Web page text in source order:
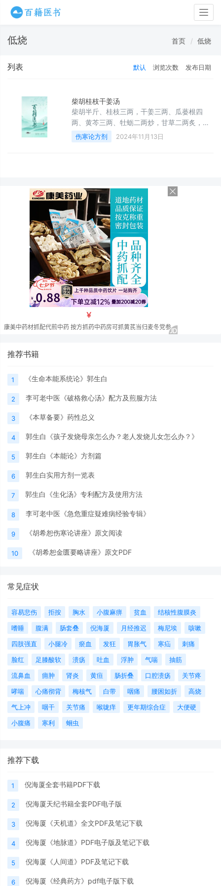
低烧 首页 低烧
列表 默认 浏览次数 发布日期
柴胡桂枝干姜汤
柴胡半斤、桂枝三两，干姜三两、瓜蒌根四
两、黄芩三两、牡蛎二两炒，甘草二两炙，以
上七味药，用水一斗二升，煎煮至六升，去掉
药渣，再煎煮成三升，每次温服一升，每日服
伤寒论方剂 2024年11月13日
推荐书籍
1 《生命本能系统论》郭生白
2 李可老中医《破格救心汤》配方及煎服方法
3 《本草备要》药性总义
4 郭生白《孩子发烧母亲怎么办？老人发烧儿女怎么办？》
5 郭生白《本能论》方剂篇
6 郭生白实用方剂一览表
7 郭生白《生化汤》专利配方及使用方法
8 李可老中医《急危重症疑难病经验专辑》
9 《胡希恕伤寒论讲座》原文阅读
10 《胡希恕金匮要略讲座》原文PDF
常见症状
容易悲伤 拒按 胸水 小腹麻痹 贫血
结核性腹膜炎
嗜睡
腹满 肠套叠 倪海厦 月经推迟 梅尼埃
咳嗽
四肢强直
小腿冷 瘀血 发狂 胃胀气 寒疝
刺痛
脸红
足膝酸软 溃疡 吐血 浮肿 气喘
抽筋
流鼻血
痈肿 肾炎 黄疸 肠折叠 口腔溃疡
关节疼
哮喘
心痛彻背 梅核气 白带 咽痛 腰困如折
高烧
气上冲
咽干 关节痛 喉咙痒 更年期综合症
大便硬
小腹痛
寒利 蛔虫
推荐下载
1 倪海厦全套书籍PDF下载
2 倪海厦天纪书籍全套PDF电子版
3 倪海厦《天机道》全文PDF及笔记下载
4 倪海厦《地脉道》PDF电子版及笔记下载
5 倪海厦《人间道》PDF及笔记下载
6 倪海厦《经典药方》pdf电子版下载